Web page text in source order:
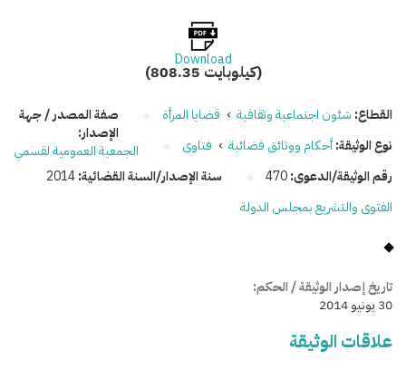
Download
(808.35 كيلوبايت)
القطاع: شئون اجتماعية وثقافية › قضايا المرأة
نوع الوثيقة:أحكام ووثائق قضائية › فتاوى
رقم الوثيقة/الدعوى:470 سنة الإصدار/السنة القضائية:2014
صفة المصدر / جهة
الإصدار:
الجمعية العمومية لقسمي
الفتوى والتشريع بمجلس الدولة
تاريخ إصدار الوثيقة / الحكم:
30 يونيو 2014
علاقات الوثيقة